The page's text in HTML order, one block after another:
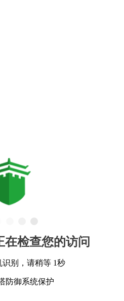
在检查您的访问
识别，请稍等 1秒
防御系统保护